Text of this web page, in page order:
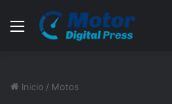
Menú
Inicio / Motos